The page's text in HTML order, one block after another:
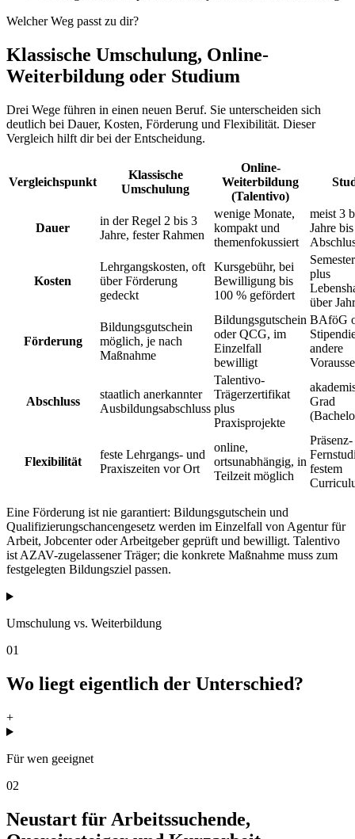
Welcher Weg passt zu dir?
Klassische Umschulung, Online-
Weiterbildung oder Studium
Drei Wege führen in einen neuen Beruf. Sie unterscheiden sich
deutlich bei Dauer, Kosten, Förderung und Flexibilität. Dieser
Vergleich hilft dir bei der Entscheidung.
Vergleichspunkt
Klassische
Umschulung
Online-
Weiterbildung
(Talentivo)
Dauer
in der Regel 2 bis 3
Jahre, fester Rahmen
wenige Monate,
kompakt und
themenfokussiert
meist 3
Jahre
Kosten
Lehrgangskosten, oft
über Förderung
gedeckt
Kursgebühr, bei
Bewilligung bis
100 % gefördert
plus
über
Förderung
Bildungsgutschein
möglich, je nach
Maßnahme
Bildungsgutschein
oder QCG, im
Einzelfall
bewilligt
BAföG
andere
Abschluss
staatlich anerkannter
Ausbildungsabschluss
Talentivo-
Trägerzertifikat
plus
Praxisprojekte
Grad
Flexibilität
feste Lehrgangs- und
Praxiszeiten vor Ort
online,
ortsunabhängig, in
Teilzeit möglich
festem
Eine Förderung ist nie garantiert: Bildungsgutschein und
Qualifizierungschancengesetz werden im Einzelfall von Agentur für
Arbeit, Jobcenter oder Arbeitgeber geprüft und bewilligt. Talentivo
ist AZAV-zugelassener Träger; die konkrete Maßnahme muss zum
festgelegten Bildungsziel passen.
Umschulung vs. Weiterbildung
01
Wo liegt eigentlich der Unterschied?
+
Für wen geeignet
02
Neustart für Arbeitssuchende,